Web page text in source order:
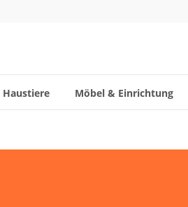
Haustiere Möbel & Einrichtung